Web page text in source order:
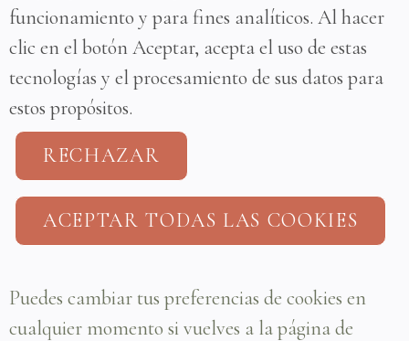
funcionamiento y para fines analíticos. Al hacer
clic en el botón Aceptar, acepta el uso de estas
tecnologías y el procesamiento de sus datos para
estos propósitos.
RECHAZAR
ACEPTAR TODAS LAS COOKIES
Puedes cambiar tus preferencias de cookies en
cualquier momento si vuelves a la página de